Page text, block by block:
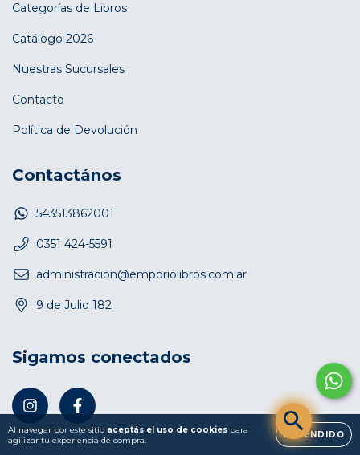
Al navegar por este sitio aceptás el uso de cookies para
agilizar tu experiencia de compra.
ENTENDIDO
Categorías de Libros
Catálogo 2026
Nuestras Sucursales
Contacto
Política de Devolución
Contactános
543513862001
0351 424-5591
administracion@emporiolibros.com.ar
9 de Julio 182
Sigamos conectados